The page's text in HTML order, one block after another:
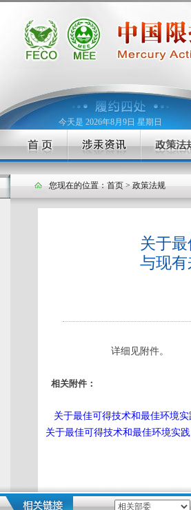
今天是 2026年8月9日 星期日
您现在的位置： 首页 > 政策法规
关于
与现
详细见附件。
相关附件：
关于最佳可得技术和最佳环境
关于最佳可得技术和最佳环境实